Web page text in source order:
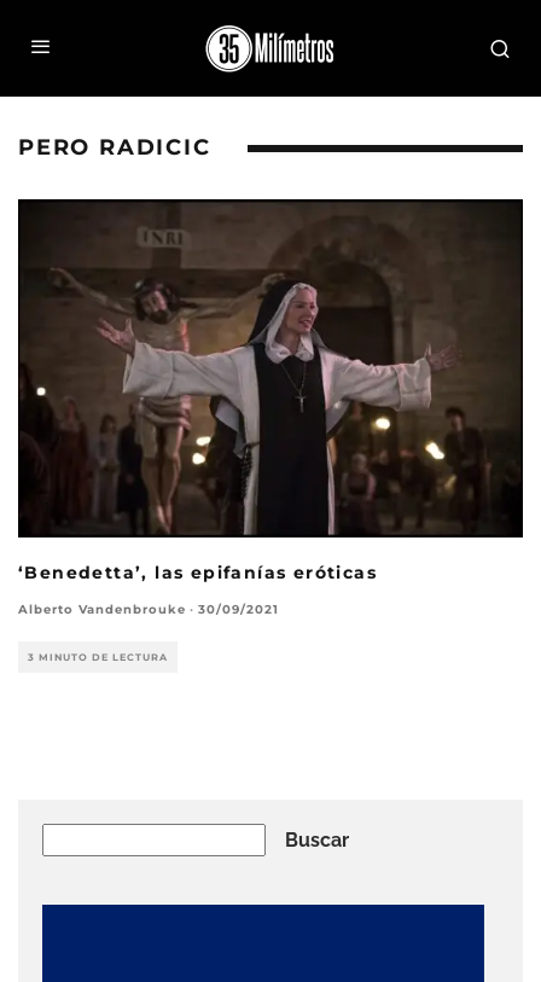
PERO RADICIC
‘Benedetta’, las epifanías eróticas
Alberto Vandenbrouke · 30/09/2021
3 MINUTO DE LECTURA
Buscar